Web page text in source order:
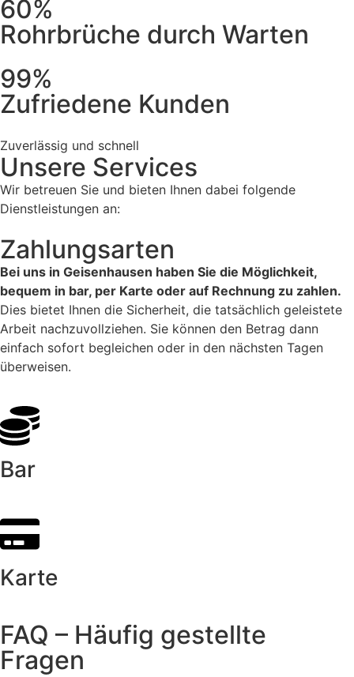
60%
Rohrbrüche durch Warten
99%
Zufriedene Kunden
Zuverlässig und schnell
Unsere Services
Wir betreuen Sie und bieten Ihnen dabei folgende
Dienstleistungen an:
Zahlungsarten
Bei uns in Geisenhausen haben Sie die Möglichkeit,
bequem in bar, per Karte oder auf Rechnung zu zahlen.
Dies bietet Ihnen die Sicherheit, die tatsächlich geleistete
Arbeit nachzuvollziehen. Sie können den Betrag dann
einfach sofort begleichen oder in den nächsten Tagen
überweisen.
Bar
Karte
FAQ – Häufig gestellte
Fragen